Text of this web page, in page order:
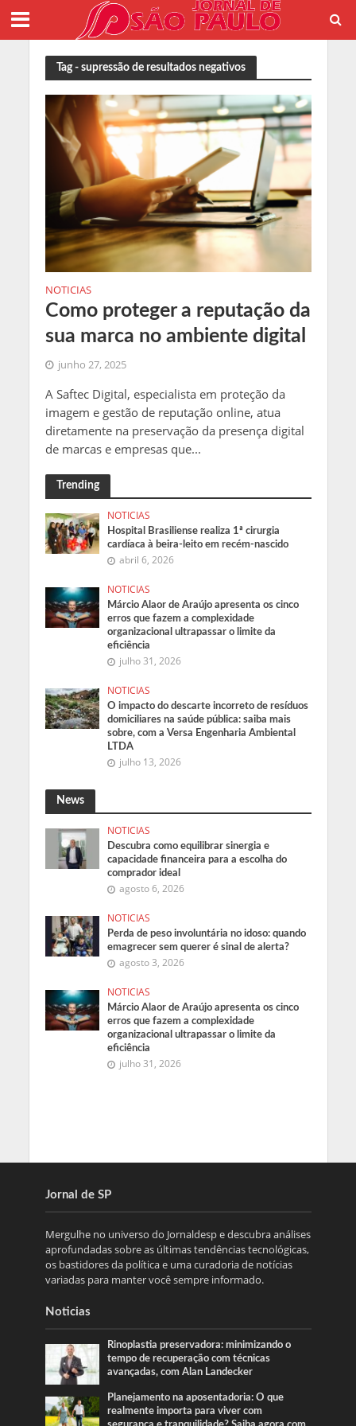
Tag - supressão de resultados negativos
NOTICIAS
Como proteger a reputação da
sua marca no ambiente digital
junho 27, 2025
A Saftec Digital, especialista em proteção da
imagem e gestão de reputação online, atua
diretamente na preservação da presença digital
de marcas e empresas que...
Trending
NOTICIAS
Hospital Brasiliense realiza 1ª cirurgia
cardíaca à beira-leito em recém-nascido
abril 6, 2026
NOTICIAS
Márcio Alaor de Araújo apresenta os cinco
erros que fazem a complexidade
organizacional ultrapassar o limite da
eficiência
julho 31, 2026
NOTICIAS
O impacto do descarte incorreto de resíduos
domiciliares na saúde pública: saiba mais
sobre, com a Versa Engenharia Ambiental
LTDA
julho 13, 2026
News
NOTICIAS
Descubra como equilibrar sinergia e
capacidade financeira para a escolha do
comprador ideal
agosto 6, 2026
NOTICIAS
Perda de peso involuntária no idoso: quando
emagrecer sem querer é sinal de alerta?
agosto 3, 2026
NOTICIAS
Márcio Alaor de Araújo apresenta os cinco
erros que fazem a complexidade
organizacional ultrapassar o limite da
eficiência
julho 31, 2026
Jornal de SP
Mergulhe no universo do Jornaldesp e descubra análises
aprofundadas sobre as últimas tendências tecnológicas,
os bastidores da política e uma curadoria de notícias
variadas para manter você sempre informado.
Noticias
Rinoplastia preservadora: minimizando o
tempo de recuperação com técnicas
avançadas, com Alan Landecker
Planejamento na aposentadoria: O que
realmente importa para viver com